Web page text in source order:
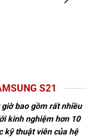
S21
bao gồm rất nhiều
kinh nghiệm hơn 10
kỹ thuật viên của hệ